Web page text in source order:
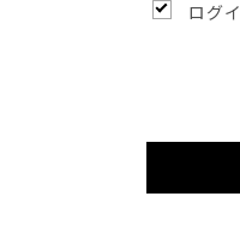
ログ